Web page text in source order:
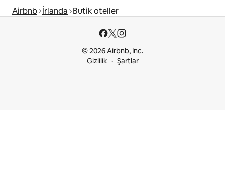
Airbnb İrlanda Butik oteller
© 2026 Airbnb, Inc.
Gizlilik
Şartlar